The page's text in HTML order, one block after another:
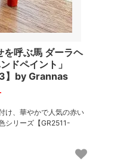
を呼ぶ馬 ダーラヘ
ドペイント」
】by Grannas
け、華やかで人気の赤い
シリーズ【GR2511-